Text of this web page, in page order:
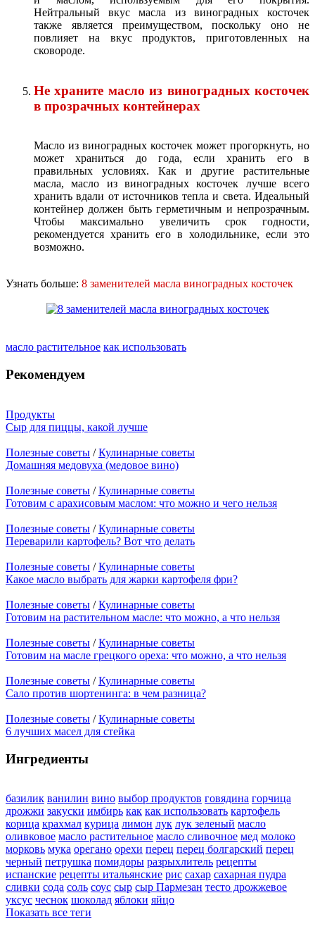
Нейтральный вкус масла из виноградных косточек
также является преимуществом, поскольку оно не
повлияет на вкус продуктов, приготовленных на
сковороде.
Не храните масло из виноградных косточек
в прозрачных контейнерах
Масло из виноградных косточек может прогоркнуть, но
может храниться до года, если хранить его в
правильных условиях. Как и другие растительные
масла, масло из виноградных косточек лучше всего
хранить вдали от источников тепла и света. Идеальный
контейнер должен быть герметичным и непрозрачным.
Чтобы максимально увеличить срок годности,
рекомендуется хранить его в холодильнике, если это
возможно.
Узнать больше: 8 заменителей масла виноградных косточек
масло растительное как использовать
Рекомендуем
Продукты
Сыр для пиццы, какой лучше
Полезные советы /Кулинарные советы
Домашняя медовуха (медовое вино)
Полезные советы /Кулинарные советы
Готовим с арахисовым маслом: что можно и чего нельзя
Полезные советы /Кулинарные советы
Переварили картофель? Вот что делать
Полезные советы /Кулинарные советы
Какое масло выбрать для жарки картофеля фри?
Полезные советы /Кулинарные советы
Готовим на растительном масле: что можно, а что нельзя
Полезные советы /Кулинарные советы
Готовим на масле грецкого ореха: что можно, а что нельзя
Полезные советы /Кулинарные советы
Сало против шортенинга: в чем разница?
Полезные советы /Кулинарные советы
6 лучших масел для стейка
Ингредиенты
базилик ванилин вино выбор продуктов говядина горчица
дрожжи закуски имбирь как как использовать картофель
корица крахмал курица лимон лук лук зеленый масло
оливковое масло растительное масло сливочное мед молоко
морковь мука орегано орехи перец перец болгарский перец
черный петрушка помидоры разрыхлитель рецепты
испанские рецепты итальянские рис сахар сахарная пудра
сливки сода соль соус сыр сыр Пармезан тесто дрожжевое
уксус чеснок шоколад яблоки яйцо
Показать все теги